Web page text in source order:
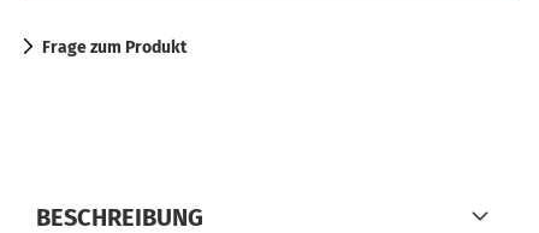
Frage zum Produkt
BESCHREIBUNG